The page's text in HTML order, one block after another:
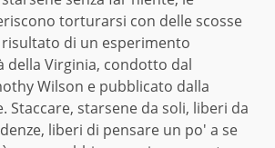
torturarsi con delle scosse
di un esperimento
della Virginia, condotto dal
Wilson e pubblicato dalla
Staccare, starsene da soli, liberi da
liberi di pensare un po' a se